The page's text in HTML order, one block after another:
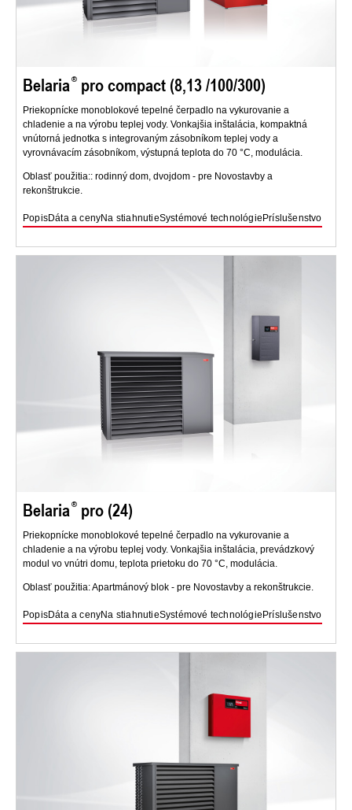
Belaria pro compact (8,13 /100/300)
Priekopnícke monoblokové tepelné čerpadlo na vykurovanie a
chladenie a na výrobu teplej vody. Vonkajšia inštalácia, kompaktná
vnútorná jednotka s integrovaným zásobníkom teplej vody a
vyrovnávacím zásobníkom, výstupná teplota do 70 °C, modulácia.
Oblasť použitia:: rodinný dom, dvojdom - pre Novostavby a
rekonštrukcie.
PopisDáta a cenyNa stiahnutieSystémové technológiePríslušenstvo
Belaria pro (24)
Priekopnícke monoblokové tepelné čerpadlo na vykurovanie a
chladenie a na výrobu teplej vody. Vonkajšia inštalácia, prevádzkový
modul vo vnútri domu, teplota prietoku do 70 °C, modulácia.
Oblasť použitia: Apartmánový blok - pre Novostavby a rekonštrukcie.
PopisDáta a cenyNa stiahnutieSystémové technológiePríslušenstvo